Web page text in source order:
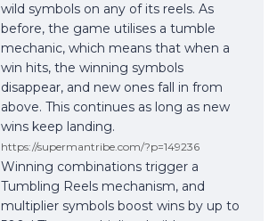
wild symbols on any of its reels. As
before, the game utilises a tumble
mechanic, which means that when a
win hits, the winning symbols
disappear, and new ones fall in from
above. This continues as long as new
wins keep landing.
https://supermantribe.com/?p=149236
Winning combinations trigger a
Tumbling Reels mechanism, and
multiplier symbols boost wins by up to